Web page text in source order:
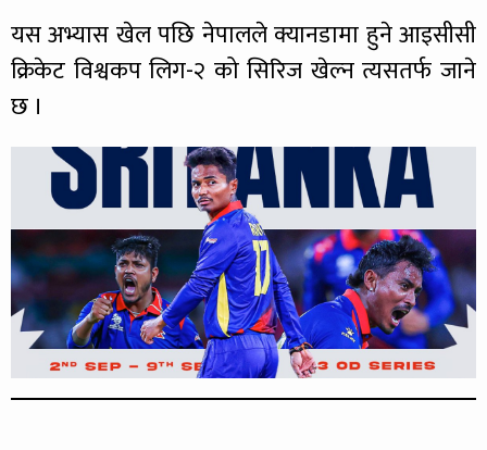
यस अभ्यास खेल पछि नेपालले क्यानडामा हुने आइसीसी
क्रिकेट विश्वकप लिग-२ को सिरिज खेल्न त्यसतर्फ जाने
छ ।